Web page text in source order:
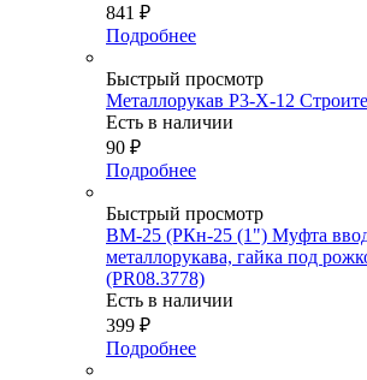
841 ₽
Подробнее
Быстрый просмотр
Металлорукав Р3-Х-12
Есть в наличии
90 ₽
Подробнее
Быстрый просмотр
ВМ-25 (РКн-25 (1") Муфта
металлорукава, гайка под
(PR08.3778)
Есть в наличии
399 ₽
Подробнее